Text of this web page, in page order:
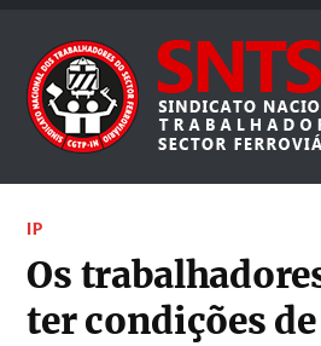
IP
Os
ter condições